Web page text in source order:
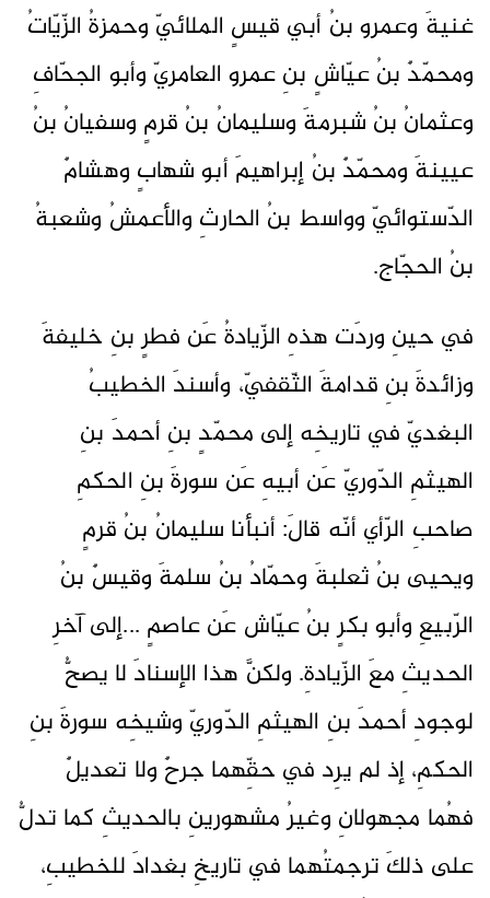
غنيةَ وعمرو بنُ أبي قيسٍ الملائيّ وحمزةُ الزّيّاتُ
ومحمّدٌ بنُ عيّاشٍ بنِ عمرو العامريّ وأبو الجحّافِ
وعثمانُ بنُ شبرمةَ وسليمانُ بنُ قرمٍ وسفيانُ بنُ
عيينةَ ومحمّدٌ بنُ إبراهيمَ أبو شهابٍ وهشامٌ
الدّستوائيّ وواسط بنُ الحارثِ والأعمشُ وشعبةُ
بنُ الحجّاج.
في حينِ وردَت هذهِ الزّيادةُ عَن فطرٍ بنِ خليفةَ
وزائدةَ بنِ قدامةَ الثّقفيّ، وأسندَ الخطيبُ
البغديّ في تاريخِه إلى محمّدٍ بنِ أحمدَ بنِ
الهيثمِ الدّوريّ عَن أبيهِ عَن سورةَ بنِ الحكمِ
صاحبِ الرّأي أنّه قالَ: أنبأنا سليمانُ بنُ قرمٍ
ويحيى بنُ ثعلبةَ وحمّادُ بنُ سلمةَ وقيسٌ بنُ
الرّبيعِ وأبو بكرٍ بنُ عيّاش عَن عاصمٍ ...إلى آخرِ
الحديثِ معَ الزّيادةِ. ولكنَّ هذا الإسنادَ لا يصحُّ
لوجودِ أحمدَ بنِ الهيثمِ الدّوريّ وشيخِه سورةَ بنِ
الحكمِ، إذ لم يرِد في حقِّهما جرحٌ ولا تعديلٌ
فهُما مجهولانِ وغيرُ مشهورينِ بالحديثِ كما تدلُّ
على ذلكَ ترجمتُهما في تاريخِ بغدادَ للخطيبِ،